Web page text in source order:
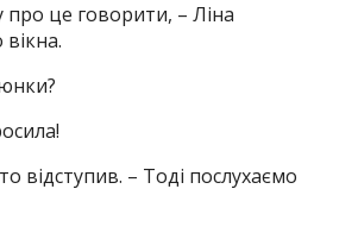
про це говорити, – Ліна
відступив. – Тоді послухаємо